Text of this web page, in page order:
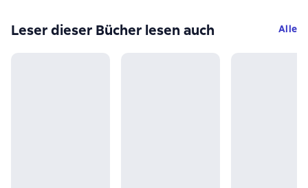
Leser dieser Bücher lesen auch Alle